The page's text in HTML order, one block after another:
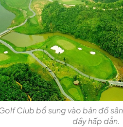
Club bổ sung vào bản đồ
đầy hấp dẫn.